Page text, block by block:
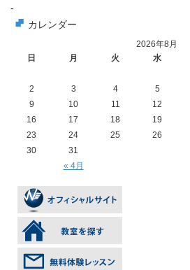
-
カレンダー
2026年8月
日
月 火 水
« 4月
2
3 4 5
9
10 11 12
16
17 18 19
23
24 25 26
30
31